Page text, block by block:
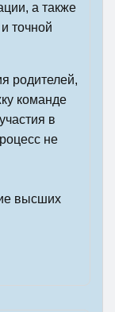
а также
точной
родителей,
команде
в
не
высших